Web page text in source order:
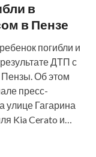
в
в Пензе
погибли и
ДТП с
Об этом
пресс-
улице Гагарина
Kia Cerato и…